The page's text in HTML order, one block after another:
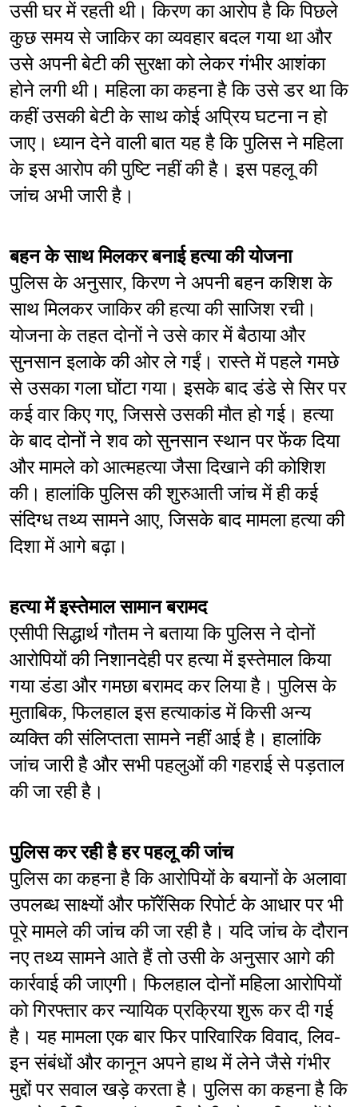
उसी घर में रहती थी। किरण का आरोप है कि पिछले
कुछ समय से जाकिर का व्यवहार बदल गया था और
उसे अपनी बेटी की सुरक्षा को लेकर गंभीर आशंका
होने लगी थी। महिला का कहना है कि उसे डर था कि
कहीं उसकी बेटी के साथ कोई अप्रिय घटना न हो
जाए। ध्यान देने वाली बात यह है कि पुलिस ने महिला
के इस आरोप की पुष्टि नहीं की है। इस पहलू की
जांच अभी जारी है।
बहन के साथ मिलकर बनाई हत्या की योजना
पुलिस के अनुसार, किरण ने अपनी बहन कशिश के
साथ मिलकर जाकिर की हत्या की साजिश रची।
योजना के तहत दोनों ने उसे कार में बैठाया और
सुनसान इलाके की ओर ले गईं। रास्ते में पहले गमछे
से उसका गला घोंटा गया। इसके बाद डंडे से सिर पर
कई वार किए गए, जिससे उसकी मौत हो गई। हत्या
के बाद दोनों ने शव को सुनसान स्थान पर फेंक दिया
और मामले को आत्महत्या जैसा दिखाने की कोशिश
की। हालांकि पुलिस की शुरुआती जांच में ही कई
संदिग्ध तथ्य सामने आए, जिसके बाद मामला हत्या की
दिशा में आगे बढ़ा।
हत्या में इस्तेमाल सामान बरामद
एसीपी सिद्धार्थ गौतम ने बताया कि पुलिस ने दोनों
आरोपियों की निशानदेही पर हत्या में इस्तेमाल किया
गया डंडा और गमछा बरामद कर लिया है। पुलिस के
मुताबिक, फिलहाल इस हत्याकांड में किसी अन्य
व्यक्ति की संलिप्तता सामने नहीं आई है। हालांकि
जांच जारी है और सभी पहलुओं की गहराई से पड़ताल
की जा रही है।
पुलिस कर रही है हर पहलू की जांच
पुलिस का कहना है कि आरोपियों के बयानों के अलावा
उपलब्ध साक्ष्यों और फॉरेंसिक रिपोर्ट के आधार पर भी
पूरे मामले की जांच की जा रही है। यदि जांच के दौरान
नए तथ्य सामने आते हैं तो उसी के अनुसार आगे की
कार्रवाई की जाएगी। फिलहाल दोनों महिला आरोपियों
को गिरफ्तार कर न्यायिक प्रक्रिया शुरू कर दी गई
है। यह मामला एक बार फिर पारिवारिक विवाद, लिव-
इन संबंधों और कानून अपने हाथ में लेने जैसे गंभीर
मुद्दों पर सवाल खड़े करता है। पुलिस का कहना है कि